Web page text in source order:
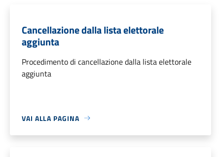
Cancellazione dalla lista elettorale
aggiunta
Procedimento di cancellazione dalla lista elettorale
aggiunta
VAI ALLA PAGINA